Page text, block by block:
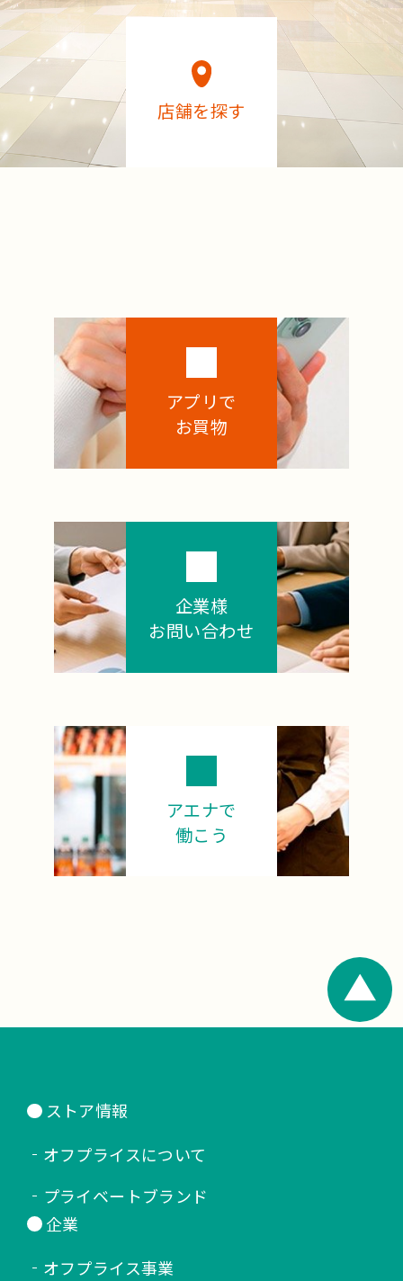
店舗を探す
アプリで
お買物
企業様
お問い合わせ
アエナで
働こう
ストア情報
オフプライスについて
プライベートブランド
企業
オフプライス事業